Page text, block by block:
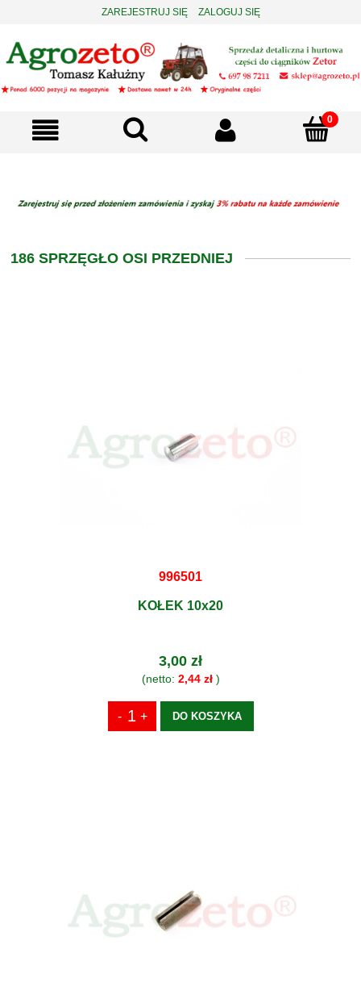
ZAREJESTRUJ SIĘ ZALOGUJ SIĘ
186 SPRZĘGŁO OSI PRZEDNIEJ
996501
KOŁEK 10x20
3,00 zł
(netto: 2,44 zł)
DO KOSZYKA